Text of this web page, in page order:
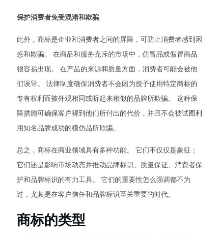
保护消费者免受混淆和欺骗
此外，商标是企业和消费者之间的屏障，可防止消费者感到困
惑和欺骗。 在商品和服务充斥的市场中，仿冒品或假冒商品
很容易出现。 在产品的来源和质量方面，消费者可能会被他
们误导。 法律制度确保消费者不会因为授予使用特定商标的
专有权利而被外观相同或听起来相似的品牌所欺骗。 这种保
障措施可确保客户得到他们所付出的代价，并且不会被试图利
用知名品牌成功的模仿品所欺骗。
总之，商标在商业领域具有多种功能。 它们不仅仅是象征；
它们还是影响市场动态并推动品牌标识、质量保证、消费者保
护和品牌标识的有力工具。 它们的重要性怎么强调都不为
过，尤其是在客户信任和品牌标识至关重要的时代。
商标的类型